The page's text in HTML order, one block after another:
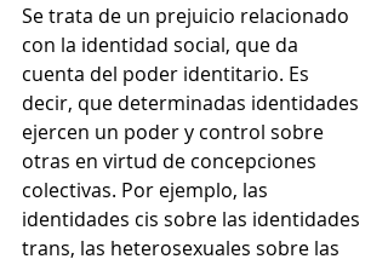
Se trata de un prejuicio relacionado
con la identidad social, que da
cuenta del poder identitario. Es
decir, que determinadas identidades
ejercen un poder y control sobre
otras en virtud de concepciones
colectivas. Por ejemplo, las
identidades cis sobre las identidades
trans, las heterosexuales sobre las